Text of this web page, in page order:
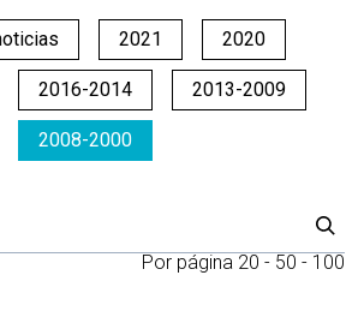
2021 2020
2016-2014 2013-2009
2008-2000
Por página 20 - 50 - 100